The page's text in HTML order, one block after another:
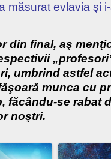
măsurat evlavia şi
din final, aş
umbrind astfel
munca cu
făcându-se rabat
noştri.